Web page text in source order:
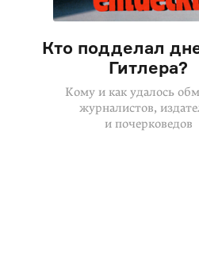
Кто подделал
Гитлера?
Кому и как удалось
журналистов,
и почерковедов